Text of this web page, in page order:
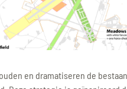
en dramatiseren de